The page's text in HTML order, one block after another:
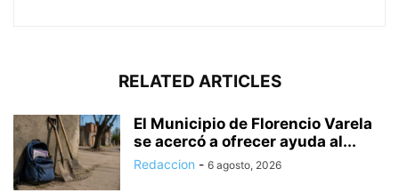
RELATED ARTICLES
El Municipio de Florencio Varela
se acercó a ofrecer ayuda al...
Redaccion - 6 agosto, 2026